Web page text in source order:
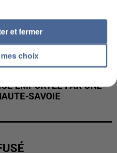
EMPORTÉE PAR UNE
SAVOIE
choix
et fermer